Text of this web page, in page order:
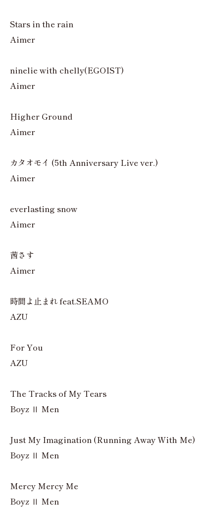
Stars in the rain
Aimer
ninelie with chelly(EGOIST)
Aimer
Higher Ground
Aimer
カタオモイ (5th Anniversary Live ver.)
Aimer
everlasting snow
Aimer
茜さす
Aimer
時間よ止まれ feat.SEAMO
AZU
For You
AZU
The Tracks of My Tears
Boyz Ⅱ Men
Just My Imagination (Running Away With Me)
Boyz Ⅱ Men
Mercy Mercy Me
Boyz Ⅱ Men